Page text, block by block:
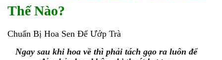
Thế Nào?
Chuẩn Bị Hoa Sen Để Ướp Trà
Ngay sau khi hoa về thì phải tách gạo ra luôn để